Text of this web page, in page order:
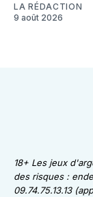
LA RÉDACTION
9 août 2026
18+ Les jeux
des risques :
09.74.75.13.13